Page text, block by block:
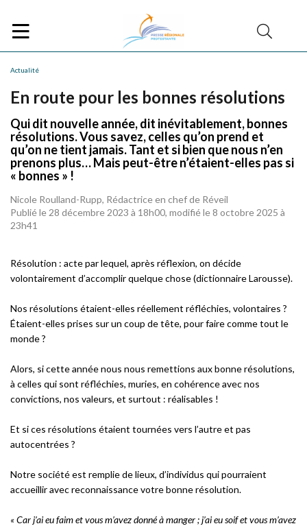
Actualité
En route pour les bonnes résolutions
Qui dit nouvelle année, dit inévitablement, bonnes
résolutions. Vous savez, celles qu’on prend et
qu’on ne tient jamais. Tant et si bien que nous n’en
prenons plus… Mais peut-être n’étaient-elles pas si
« bonnes » !
Nicole Roulland-Rupp, Rédactrice en chef de Réveil
Publié le 28 décembre 2023 à 18h00, modifié le 8 octobre 2025 à
23h41
Résolution : acte par lequel, après réflexion, on décide
volontairement d’accomplir quelque chose (dictionnaire Larousse).
Nos résolutions étaient-elles réellement réfléchies, volontaires ?
Étaient-elles prises sur un coup de tête, pour faire comme tout le
monde ?
Alors, si cette année nous nous remettions aux bonne résolutions,
à celles qui sont réfléchies, muries, en cohérence avec nos
convictions, nos valeurs, et surtout : réalisables !
Et si ces résolutions étaient tournées vers l’autre et pas
autocentrées ?
Notre société est remplie de lieux, d’individus qui pourraient
accueillir avec reconnaissance votre bonne résolution.
« Car j’ai eu faim et vous m’avez donné à manger ; j’ai eu soif et vous m’avez